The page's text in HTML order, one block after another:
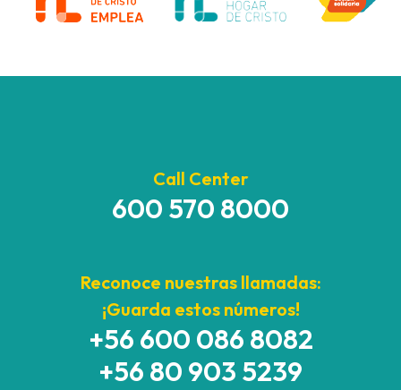
Call Center
600 570 8000
Reconoce nuestras llamadas:
¡Guarda estos números!
+56 600 086 8082
+56 80 903 5239